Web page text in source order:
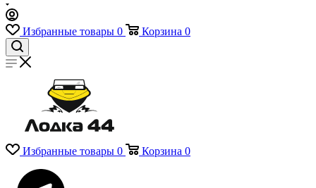
Избранные товары 0 Корзина 0
Избранные товары 0 Корзина 0